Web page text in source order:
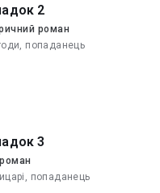
2
роман
попаданець
3
попаданець